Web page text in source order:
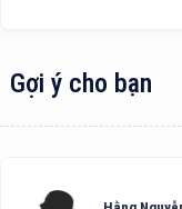
Gợi ý cho bạn